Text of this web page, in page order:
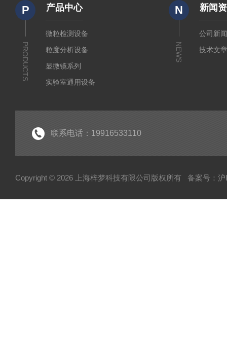
P
PRODUCTS
产品中心
微粒检测设备
粒度分析设备
显微镜系列
实验室通用设备
N
NEWS
新闻
公司新
技术文
联系电话：19916533110
Copyright © 2026 上海梓梦科技有限公司版权所有 备案号：